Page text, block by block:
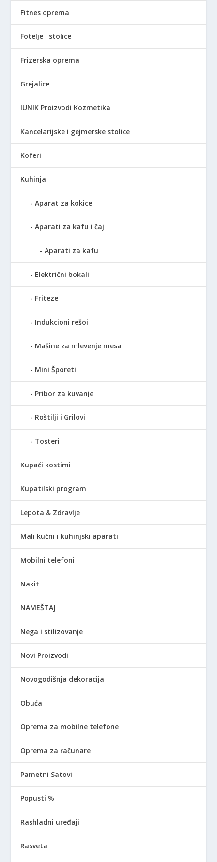
Fitnes oprema
Fotelje i stolice
Frizerska oprema
Grejalice
IUNIK Proizvodi Kozmetika
Kancelarijske i gejmerske stolice
Koferi
Kuhinja
Aparat za kokice
Aparati za kafu i čaj
Aparati za kafu
Električni bokali
Friteze
Indukcioni rešoi
Mašine za mlevenje mesa
Mini Šporeti
Pribor za kuvanje
Roštilji i Grilovi
Tosteri
Kupaći kostimi
Kupatilski program
Lepota & Zdravlje
Mali kućni i kuhinjski aparati
Mobilni telefoni
Nakit
NAMEŠTAJ
Nega i stilizovanje
Novi Proizvodi
Novogodišnja dekoracija
Obuća
Oprema za mobilne telefone
Oprema za računare
Pametni Satovi
Popusti %
Rashladni uređaji
Rasveta